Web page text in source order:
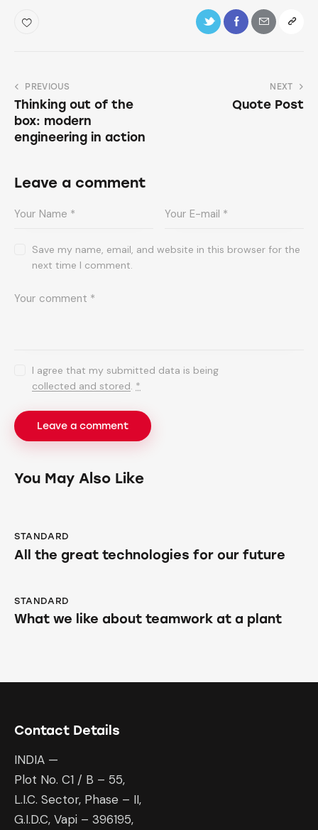
PREVIOUS
Thinking out of the
box: modern
engineering in action
NEXT
Quote Post
Leave a comment
Save my name, email, and website in this browser for the
next time I comment.
I agree that my submitted data is being
collected and stored. *
You May Also Like
STANDARD
All the great technologies for our future
STANDARD
What we like about teamwork at a plant
Contact Details
INDIA —
Plot No. C1 / B – 55,
L.I.C. Sector, Phase – II,
G.I.D.C, Vapi – 396195,